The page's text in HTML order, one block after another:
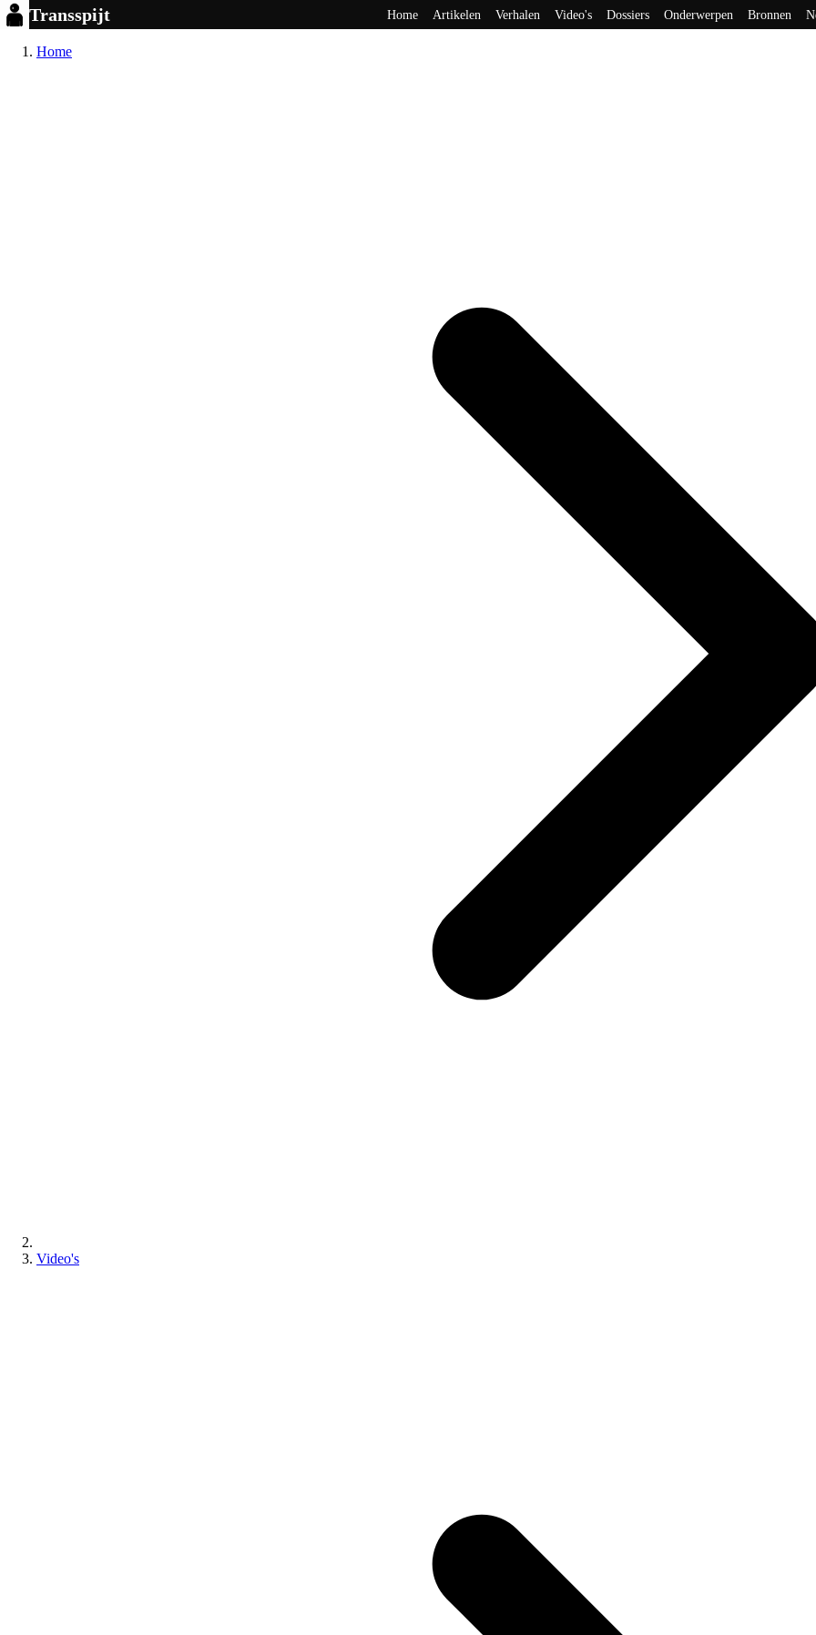
Transspijt Home Artikelen Verhalen Video's Dossiers Onderwerpen Bronnen
Home
Video's